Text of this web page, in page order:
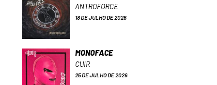
ANTROFORCE
18 DE JULHO DE 2026
MONOFACE
CUIR
25 DE JULHO DE 2026